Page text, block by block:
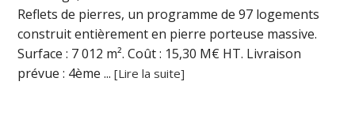
Reflets de pierres, un programme de 97 logements
construit entièrement en pierre porteuse massive.
Surface : 7 012 m². Coût : 15,30 M€ HT. Livraison
prévue : 4ème ...[Lire la suite]